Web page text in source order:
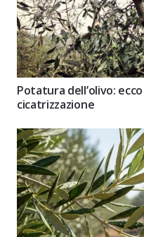
Potatura dell’olivo:
cicatrizzazione